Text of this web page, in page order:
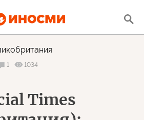
1
1034
Times